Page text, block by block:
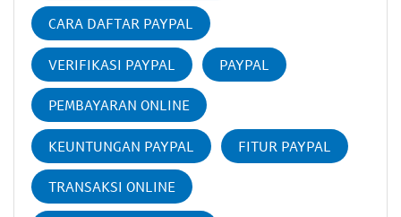
CARA DAFTAR PAYPAL
VERIFIKASI PAYPAL PAYPAL
PEMBAYARAN ONLINE
KEUNTUNGAN PAYPAL FITUR PAYPAL
TRANSAKSI ONLINE